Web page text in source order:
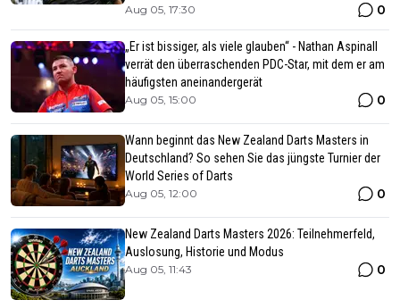
Aug 05, 17:30 0
„Er ist bissiger, als viele glauben“ - Nathan Aspinall
verrät den überraschenden PDC-Star, mit dem er am
häufigsten aneinandergerät
Aug 05, 15:00 0
Wann beginnt das New Zealand Darts Masters in
Deutschland? So sehen Sie das jüngste Turnier der
World Series of Darts
Aug 05, 12:00 0
New Zealand Darts Masters 2026: Teilnehmerfeld,
Auslosung, Historie und Modus
Aug 05, 11:43 0